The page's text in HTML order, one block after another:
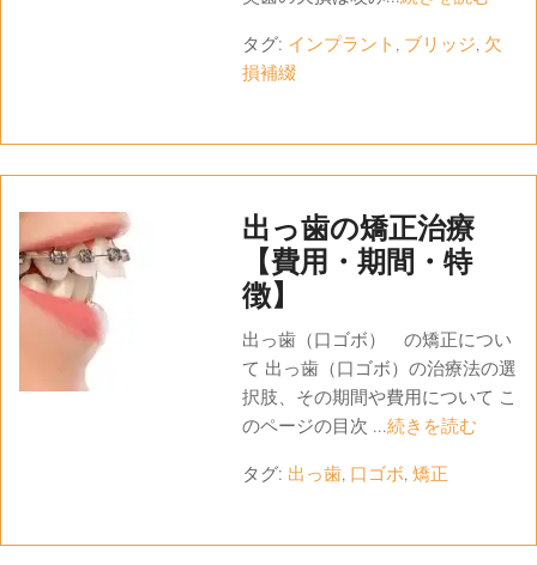
タグ: インプラント , ブリッジ, 欠
損補綴
出っ歯の矯正治療
【費用・期間・特
徴】
出っ歯（口ゴボ） の矯正につい
て 出っ歯（口ゴボ）の治療法の選
択肢、その期間や費用について こ
のページの目次 ...続きを読む
タグ: 出っ歯, 口ゴボ, 矯正